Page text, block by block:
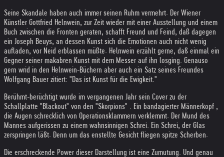
Seine Skandale haben auch immer seinen Ruhm vermehrt. Der Wiener
Künstler Gottfried Helnwein, zur Zeit wieder mit einer Ausstellung und einem
Buch zwischen die Fronten geraten, schafft Freund und Feind, daß dagegen
ein Joseph Beuys, an dessen Kunst sich die Emotionen auch nicht wenig
aufladen, vor Neid erblassen müßte. Helnwein erzählt gerne, daß einmal ein
Gegner seiner makabren Kunst mit dem Messer auf ihn losging. Genauso
gern wrid in den Helnwein-Büchern aber auch ein Satz seines Freundes
Wolfgang Bauer zitiert: "Das ist Kunst für die Ewigkeit."
Berühmt-berüchtigt wurde im vergangenen Jahr sein Cover zu der
Schallplatte "Blackout" von den "Skorpions" . Ein bandagierter Männerkopf ,
die Augen schrecklich von Operationsklammern verklemmt. Der Mund des
Mannes aufgerissen zu einem wahnsinnigen Schrei. Ein Schrei, der Glas
zerspringen läßt. Denn um das enstellte Gesicht fliegen spitze Scherben.
Die erschreckende Power dieser Darstellung ist eine Zumutung. Und genau